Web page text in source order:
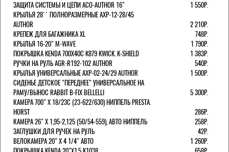
ЗАЩИТА СИСТЕМЫ И ЦЕПИ ACO-AUTHOR 16"
1 550Р.
КРЫЛЬЯ 28'' ПОЛНОРАЗМЕРНЫЕ AXP-12-28/45
AUTHOR
2 210Р.
КРЕПЕЖ ДЛЯ БАГАЖНИКА XL
748Р.
КРЫЛЬЯ 16-20" M-WAVE
1 790Р.
ПОКРЫШКА KENDA 700Х40С K879 KWICK. K-SHIELD
1 383Р.
РУЧКИ НА РУЛЬ AGR-R192-102 AUTHOR
540Р.
КРЫЛЬЯ УНИВЕРСАЛЬНЫЕ AXP-02-24/29 AUTHOR
1 500Р.
СИДЕНЬЕ ДЕТСКОЕ "ПЕРЕДНЕЕ" УНИВЕРСАЛЬНОЕ НА
РАМУ/ВЫНОС RABBIT B-FIX BELLELLI
5 300Р.
КАМЕРА 700" Х 18/23C (23-622/630) НИППЕЛЬ PRESTA.
HORST
286Р.
КАМЕРА 26" X 1,95-2,125 (50/54-559), АВТО НИППЕЛЬ
258Р.
ЗАГЛУШКИ ДЛЯ РУЧЕК НА РУЛЬ
42Р.
ВЕЛОКАМЕРА 20" Х 4 1/4" АВТО
1 260Р.